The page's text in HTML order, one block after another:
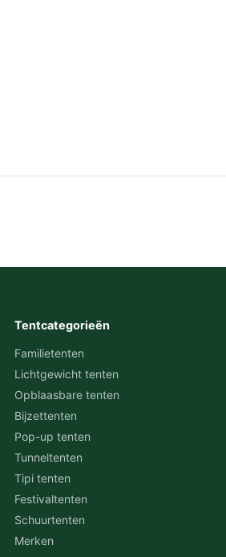
Tentcategorieën
Familietenten
Lichtgewicht tenten
Opblaasbare tenten
Bijzettenten
Pop-up tenten
Tunneltenten
Tipi tenten
Festivaltenten
Schuurtenten
Merken